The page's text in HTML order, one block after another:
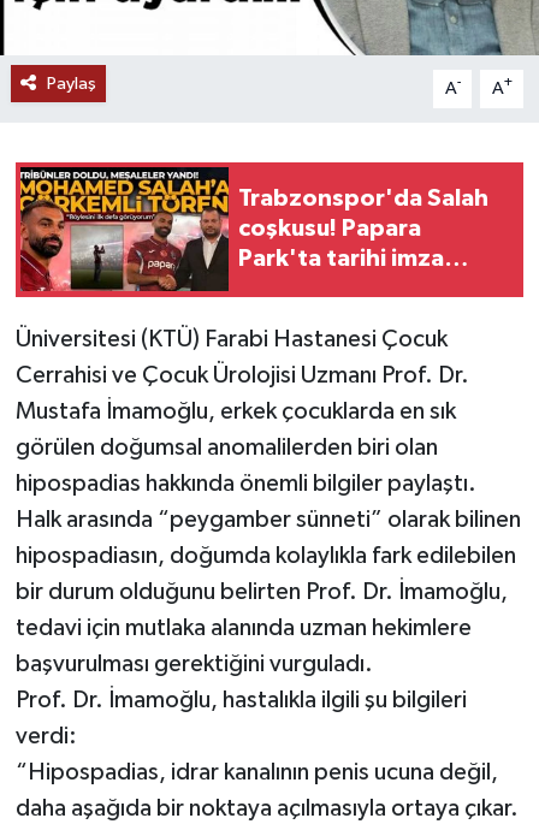
Paylaş A- A+
Trabzonspor'da Salah
coşkusu! Papara
Park'ta tarihi imza
Üniversitesi (KTÜ) Farabi Hastanesi Çocuk
Cerrahisi ve Çocuk Ürolojisi Uzmanı Prof. Dr.
Mustafa İmamoğlu, erkek çocuklarda en sık
görülen doğumsal anomalilerden biri olan
hipospadias hakkında önemli bilgiler paylaştı.
Halk arasında “peygamber sünneti” olarak bilinen
hipospadiasın, doğumda kolaylıkla fark edilebilen
bir durum olduğunu belirten Prof. Dr. İmamoğlu,
tedavi için mutlaka alanında uzman hekimlere
başvurulması gerektiğini vurguladı.
Prof. Dr. İmamoğlu, hastalıkla ilgili şu bilgileri
verdi:
“Hipospadias, idrar kanalının penis ucuna değil,
daha aşağıda bir noktaya açılmasıyla ortaya çıkar.